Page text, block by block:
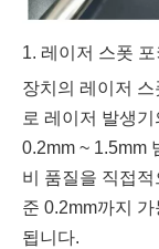
1. 레이저 스폿
장치의 레이저
로 레이저 발생
0.2mm ~ 1.5mm
비 품질을 직접
준 0.2mm까지
됩니다.